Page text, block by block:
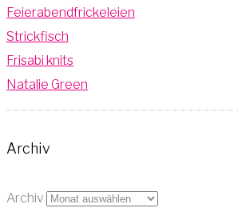
Feierabendfrickeleien
Strickfisch
Frisabi knits
Natalie Green
Archiv
Archiv